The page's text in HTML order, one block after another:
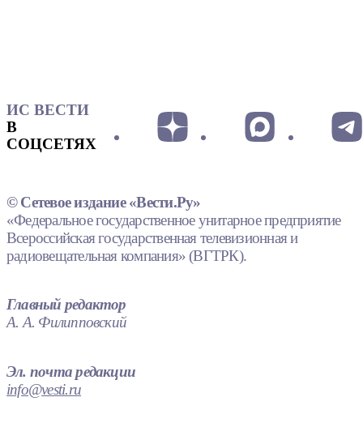
ИС ВЕСТИ
В
СОЦСЕТЯХ
© Сетевое издание «Вести.Ру»
«Федеральное государственное унитарное предприятие
Всероссийская государственная телевизионная и
радиовещательная компания» (ВГТРК).
Главный редактор
А. А. Филипповский
Эл. почта редакции
info@vesti.ru